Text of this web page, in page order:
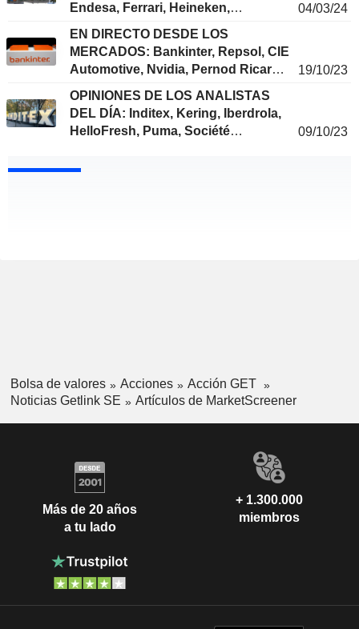
Endesa, Ferrari, Heineken,
Ferragamo...
04/03/24
EN DIRECTO DESDE LOS
MERCADOS: Bankinter, Repsol, CIE
Automotive, Nvidia, Pernod Ricard,
Disney...
19/10/23
OPINIONES DE LOS ANALISTAS
DEL DÍA: Inditex, Kering, Iberdrola,
HelloFresh, Puma, Société
Sandoz...
09/10/23
Bolsa de valores Acciones
Acción GET
Noticias Getlink SE
Artículos de MarketScreener
Más de 20 años
a tu lado
+ 1.300.000
miembros